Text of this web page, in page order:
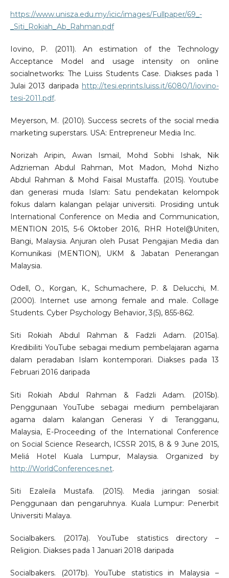
https://www.unisza.edu.my/icic/images/Fullpaper/69_-
_Siti_Rokiah_Ab_Rahman.pdf
Iovino, P. (2011). An estimation of the Technology
Acceptance Model and usage intensity on online
socialnetworks: The Luiss Students Case. Diakses pada 1
Julai 2013 daripada http://tesi.eprints.luiss.it/6080/1/iovino-
tesi-2011.pdf.
Meyerson, M. (2010). Success secrets of the social media
marketing superstars. USA: Entrepreneur Media Inc.
Norizah Aripin, Awan Ismail, Mohd Sobhi Ishak, Nik
Adzrieman Abdul Rahman, Mot Madon, Mohd Nizho
Abdul Rahman & Mohd Faisal Mustaffa. (2015). Youtube
dan generasi muda Islam: Satu pendekatan kelompok
fokus dalam kalangan pelajar universiti. Prosiding untuk
International Conference on Media and Communication,
MENTION 2015, 5-6 Oktober 2016, RHR Hotel@Uniten,
Bangi, Malaysia. Anjuran oleh Pusat Pengajian Media dan
Komunikasi (MENTION), UKM & Jabatan Penerangan
Malaysia.
Odell, O., Korgan, K., Schumachere, P. & Delucchi, M.
(2000). Internet use among female and male. Collage
Students. Cyber Psychology Behavior, 3(5), 855-862.
Siti Rokiah Abdul Rahman & Fadzli Adam. (2015a).
Kredibiliti YouTube sebagai medium pembelajaran agama
dalam peradaban Islam kontemporari. Diakses pada 13
Februari 2016 daripada
Siti Rokiah Abdul Rahman & Fadzli Adam. (2015b).
Penggunaan YouTube sebagai medium pembelajaran
agama dalam kalangan Generasi Y di Terangganu,
Malaysia, E-Proceeding of the International Conference
on Social Science Research, ICSSR 2015, 8 & 9 June 2015,
Meliá Hotel Kuala Lumpur, Malaysia. Organized by
http://WorldConferences.net.
Siti Ezaleila Mustafa. (2015). Media jaringan sosial:
Penggunaan dan pengaruhnya. Kuala Lumpur: Penerbit
Universiti Malaya.
Socialbakers. (2017a). YouTube statistics directory –
Religion. Diakses pada 1 Januari 2018 daripada
Socialbakers. (2017b). YouTube statistics in Malaysia –